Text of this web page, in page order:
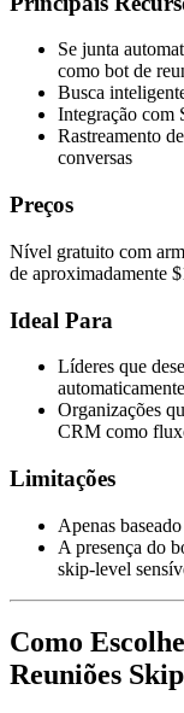
Se junta
como bot de
Busca
Integração com
Rastreamento
conversas
Preços
Nível gratuito com
de aproximadamente
Ideal Para
Líderes que
Organizações
CRM como
Limitações
Apenas
A presença do
skip-level
Como
Reuniões